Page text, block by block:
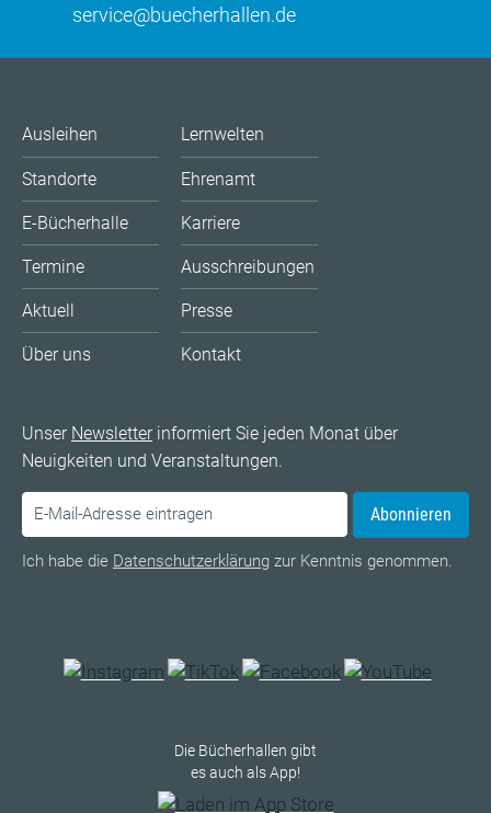
service@buecherhallen.de
Ausleihen
Standorte
E-Bücherhalle
Termine
Aktuell
Über uns
Lernwelten
Ehrenamt
Karriere
Ausschreibungen
Presse
Kontakt
Unser Newsletterinformiert Sie jeden Monat über
Neuigkeiten und Veranstaltungen.
Abonnieren
Ich habe die Datenschutzerklärung zur Kenntnis genommen.
Die Bücherhallen gibt
es auch als App!